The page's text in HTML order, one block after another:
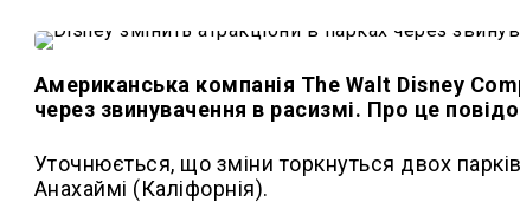
Американська компанія The Walt Disney
через звинувачення в расизмі. Про це
Уточнюється, що зміни торкнуться двох
Анахаймі (Каліфорнія).